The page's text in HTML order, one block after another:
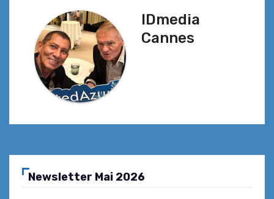
IDmedia
Cannes
Newsletter Mai 2026